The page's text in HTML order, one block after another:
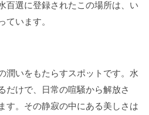
百選に登録されたこの場所は、い
います。
潤いをもたらすスポットです。水
だけで、日常の喧騒から解放さ
す。その静寂の中にある美しさは